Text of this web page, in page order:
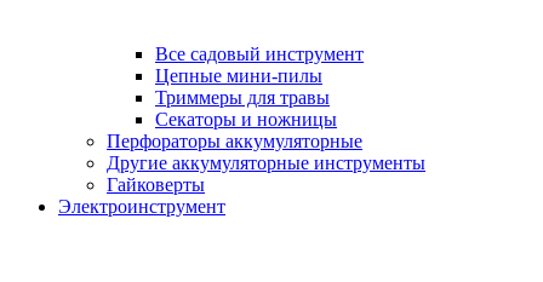
Все садовый инструмент
Цепные мини-пилы
Триммеры для травы
Секаторы и ножницы
Перфораторы аккумуляторные
Другие аккумуляторные инструменты
Гайковерты
Электроинструмент